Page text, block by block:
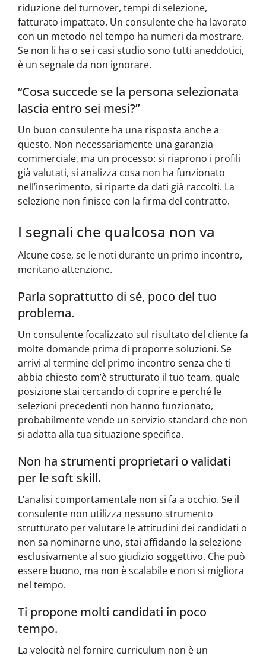
riduzione del turnover, tempi di selezione,
fatturato impattato. Un consulente che ha lavorato
con un metodo nel tempo ha numeri da mostrare.
Se non li ha o se i casi studio sono tutti aneddotici,
è un segnale da non ignorare.
“Cosa succede se la persona selezionata
lascia entro sei mesi?”
Un buon consulente ha una risposta anche a
questo. Non necessariamente una garanzia
commerciale, ma un processo: si riaprono i profili
già valutati, si analizza cosa non ha funzionato
nell’inserimento, si riparte da dati già raccolti. La
selezione non finisce con la firma del contratto.
I segnali che qualcosa non va
Alcune cose, se le noti durante un primo incontro,
meritano attenzione.
Parla soprattutto di sé, poco del tuo
problema.
Un consulente focalizzato sul risultato del cliente fa
molte domande prima di proporre soluzioni. Se
arrivi al termine del primo incontro senza che ti
abbia chiesto com’è strutturato il tuo team, quale
posizione stai cercando di coprire e perché le
selezioni precedenti non hanno funzionato,
probabilmente vende un servizio standard che non
si adatta alla tua situazione specifica.
Non ha strumenti proprietari o validati
per le soft skill.
L’analisi comportamentale non si fa a occhio. Se il
consulente non utilizza nessuno strumento
strutturato per valutare le attitudini dei candidati o
non sa nominarne uno, stai affidando la selezione
esclusivamente al suo giudizio soggettivo. Che può
essere buono, ma non è scalabile e non si migliora
nel tempo.
Ti propone molti candidati in poco
tempo.
La velocità nel fornire curriculum non è un